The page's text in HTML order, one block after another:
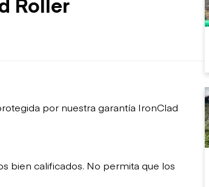
por nuestra garantía IronClad
bien calificados. No permita que los